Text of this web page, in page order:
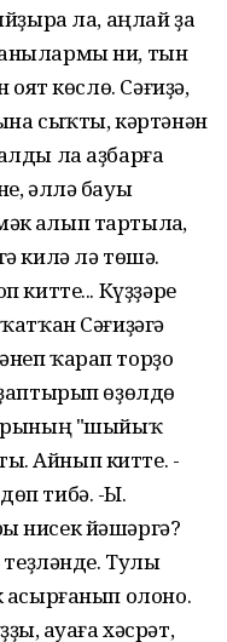
ла, аңлай ҙа
ни, тын
көслө. Сәғиҙә,
сыҡты, кәртәнән
ла аҙбарға
әллә бауы
һалып тартылһа,
килә лә төшә.
китте... Күҙҙәре
Сәғиҙәгә
ҡарап торҙо
өҙөлдө
"шыйыҡ
Айнып китте. -
тибә. -Ыһ.
нисек йәшәргә?
Тулы
асырғанып олоно.
һауаға хәсрәт,